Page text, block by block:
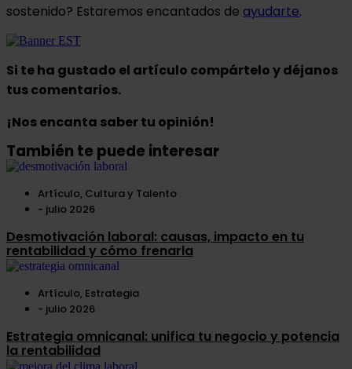
sostenido? Estaremos encantados de ayudarte.
Si te ha gustado el artículo compártelo y déjanos
tus comentarios.
¡Nos encanta saber tu opinión!
También te puede interesar
Artículo, Cultura y Talento
- julio 2026
Desmotivación laboral: causas, impacto en tu
rentabilidad y cómo frenarla
Artículo, Estrategia
- julio 2026
Estrategia omnicanal: unifica tu negocio y potencia
la rentabilidad